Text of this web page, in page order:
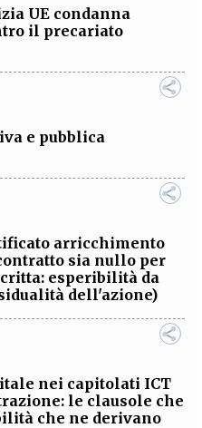
UE condanna
il precariato
e pubblica
arricchimento
sia nullo per
esperibilità da
dell'azione)
nei capitolati ICT
le clausole che
che ne derivano